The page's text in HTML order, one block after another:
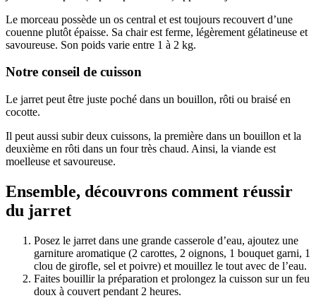
Le morceau possède un os central et est toujours recouvert d’une
couenne plutôt épaisse. Sa chair est ferme, légèrement gélatineuse et
savoureuse. Son poids varie entre 1 à 2 kg.
Notre conseil de cuisson
Le jarret peut être juste poché dans un bouillon, rôti ou braisé en
cocotte.
Il peut aussi subir deux cuissons, la première dans un bouillon et la
deuxième en rôti dans un four très chaud. Ainsi, la viande est
moelleuse et savoureuse.
Ensemble, découvrons comment réussir
du jarret
Posez le jarret dans une grande casserole d’eau, ajoutez une
garniture aromatique (2 carottes, 2 oignons, 1 bouquet garni, 1
clou de girofle, sel et poivre) et mouillez le tout avec de l’eau.
Faites bouillir la préparation et prolongez la cuisson sur un feu
doux à couvert pendant 2 heures.